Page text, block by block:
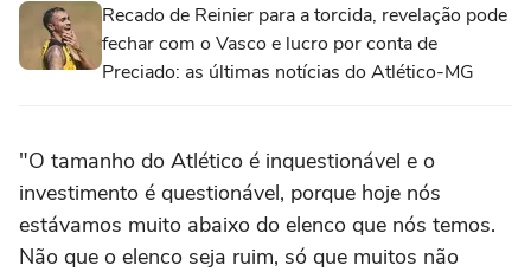
Recado de Reinier para a torcida, revelação pode
fechar com o Vasco e lucro por conta de
Preciado: as últimas notícias do Atlético-MG
"O tamanho do Atlético é inquestionável e o
investimento é questionável, porque hoje nós
estávamos muito abaixo do elenco que nós temos.
Não que o elenco seja ruim, só que muitos não